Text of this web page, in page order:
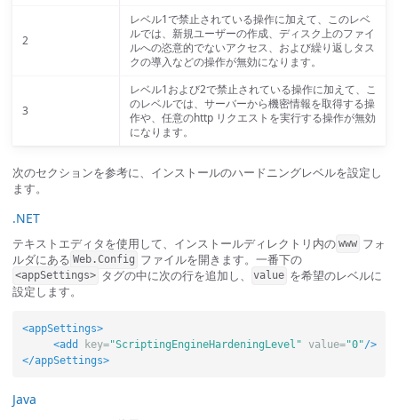
2
レベル1で禁止されている操作に加えて、このレベ
ルでは、新規ユーザーの作成、ディスク上のファイ
ルへの恣意的でないアクセス、および繰り返しタス
クの導入などの操作が無効になります。
3
レベル1および2で禁止されている操作に加えて、こ
のレベルでは、サーバーから機密情報を取得する操
作や、任意のhttp リクエストを実行する操作が無効
になります。
次のセクションを参考に、インストールのハードニングレベルを設定し
ます。
.NET
テキストエディタを使用して、インストールディレクトリ内の www フォ
ルダにある Web.Config ファイルを開きます。一番下の
<appSettings> タグの中に次の行を追加し、 value を希望のレベルに
設定します。
<appSettings>
<add
key="ScriptingEngineHardeningLevel" value="0"/>
</appSettings>
Java